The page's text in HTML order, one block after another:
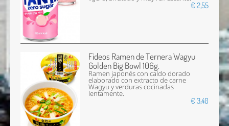
€ 2,55
Fideos Ramen de Ternera Wagyu
Golden Big Bowl 106g.
Ramen japonés con caldo dorado
elaborado con extracto de carne
Wagyu y verduras cocinadas
lentamente.
€ 3,40